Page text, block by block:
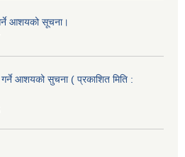
आशयको सूचना।
आशयको सुचना ( प्रकाशित मिति :